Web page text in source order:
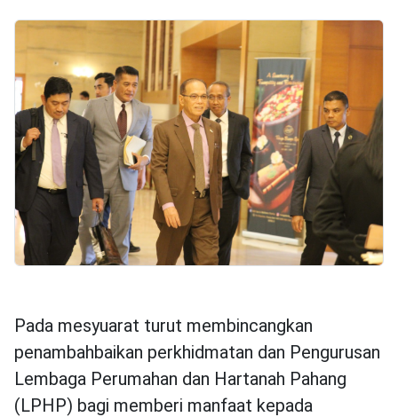
Pada mesyuarat turut membincangkan
penambahbaikan perkhidmatan dan Pengurusan
Lembaga Perumahan dan Hartanah Pahang
(LPHP) bagi memberi manfaat kepada